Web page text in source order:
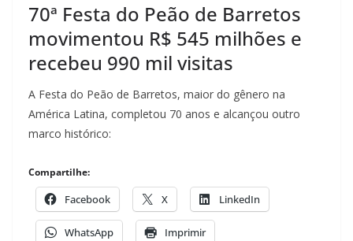
70ª Festa do Peão de Barretos
movimentou R$ 545 milhões e
recebeu 990 mil visitas
A Festa do Peão de Barretos, maior do gênero na
América Latina, completou 70 anos e alcançou outro
marco histórico:
Compartilhe:
Facebook X LinkedIn
WhatsApp Imprimir